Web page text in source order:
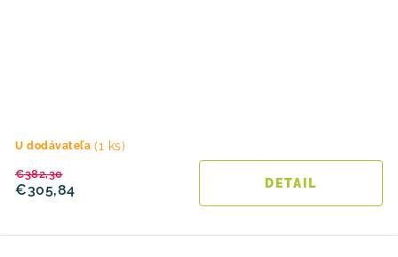
U dodávateľa (1 ks)
€305,84
€382,30
DETAIL